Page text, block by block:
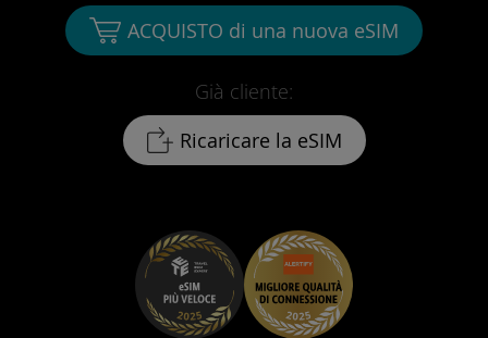
Già cliente:
Ricaricare la eSIM
ACQUISTO di una nuova eSIM